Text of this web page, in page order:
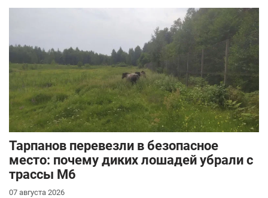
Тарпанов перевезли в безопасное
место: почему диких лошадей убрали с
трассы М6
07 августа 2026